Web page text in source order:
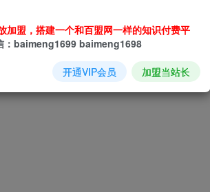
加盟，搭建一个和百盟网一样的知识付费平
：baimeng1699 baimeng1698
开通VIP会员 加盟当站长